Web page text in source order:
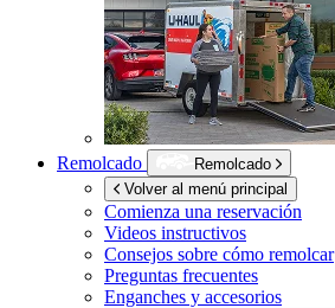
Remolcado
Remolcado
Volver al menú principal
Comienza una reservación
Videos instructivos
Consejos sobre cómo remolcar
Preguntas frecuentes
Enganches y accesorios